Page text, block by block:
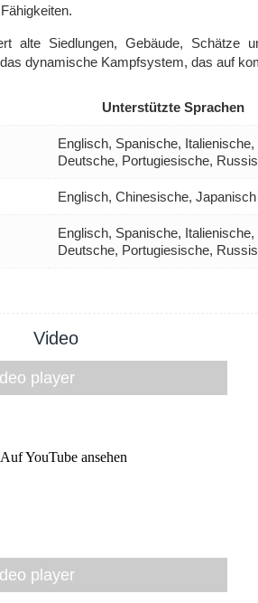
alte Siedlungen, Gebäude, Schätze
dynamische Kampfsystem, das auf
Unterstützte Sprachen
Englisch, Spanische,
Deutsche, Portugiesische,
Englisch, Chinesische, Japanisch
Englisch, Spanische,
Deutsche, Portugiesische,
Video
player
player